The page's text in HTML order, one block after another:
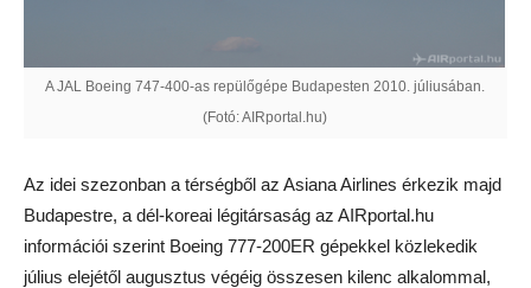
A JAL Boeing 747-400-as repülőgépe Budapesten 2010. júliusában.
(Fotó: AIRportal.hu)
Az idei szezonban a térségből az Asiana Airlines érkezik majd
Budapestre, a dél-koreai légitársaság az AIRportal.hu
információi szerint Boeing 777-200ER gépekkel közlekedik
július elejétől augusztus végéig összesen kilenc alkalommal,